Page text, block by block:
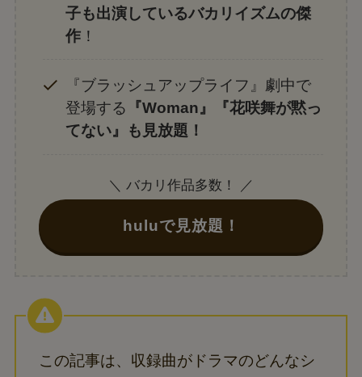
子も出演しているバカリイズムの傑
作 ！
『ブラッシュアップライフ』劇中で
登場する 『Woman』『花咲舞が黙っ
てない』も見放題！
＼ バカリ作品多数！ ／
huluで見放題！
この記事は、収録曲がドラマのどんなシ